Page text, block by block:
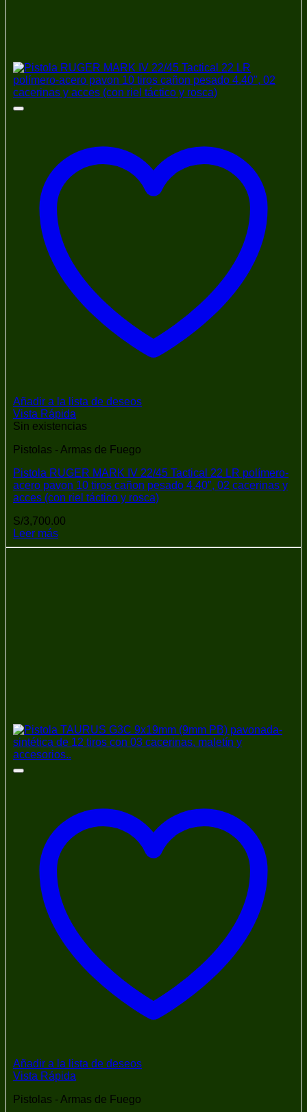
Añadir a la lista de deseos
Vista Rápida
Sin existencias
Pistolas - Armas de Fuego
Pistola RUGER MARK IV 22/45 Tactical 22 LR polímero-
acero pavon 10 tiros cañon pesado 4.40″, 02 cacerinas y
acces (con riel táctico y rosca)
S/3,700.00
Leer más
Añadir a la lista de deseos
Vista Rápida
Pistolas - Armas de Fuego